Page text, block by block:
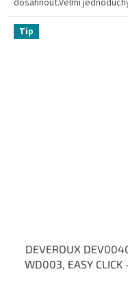
dosáhnout.Velmi
Tip
DEVEROUX
WD003, EASY